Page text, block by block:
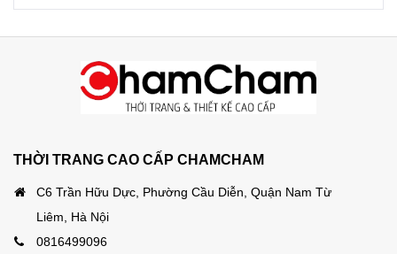
THỜI TRANG CAO CẤP CHAMCHAM
C6 Trần Hữu Dực, Phường Cầu Diễn, Quận Nam Từ
Liêm, Hà Nội
0816499096